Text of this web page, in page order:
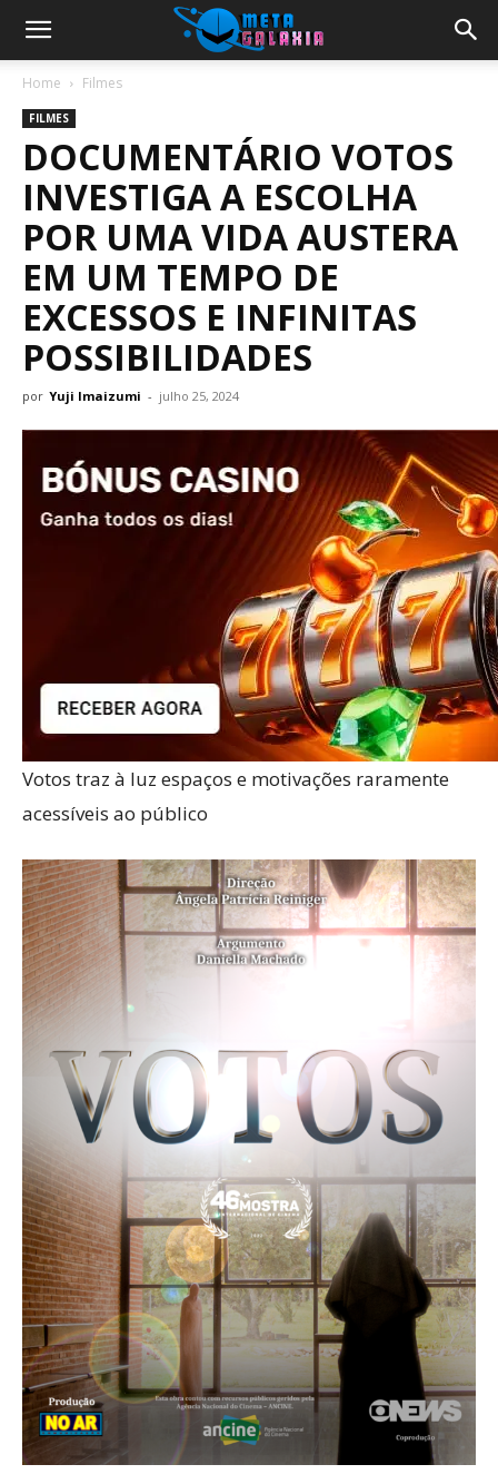
Home Filmes
FILMES
DOCUMENTÁRIO VOTOS
INVESTIGA A ESCOLHA
POR UMA VIDA AUSTERA
EM UM TEMPO DE
EXCESSOS E INFINITAS
POSSIBILIDADES
por Yuji Imaizumi - julho 25, 2024
Votos traz à luz espaços e motivações raramente
acessíveis ao público